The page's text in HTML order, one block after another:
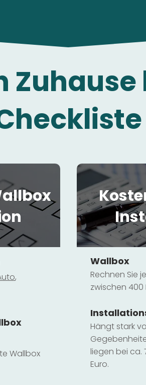
to,
Wallbox
Wallbox
Rechnen Sie
zwischen 400
Installatio
Hängt stark vo
liegen bei ca.
Euro.